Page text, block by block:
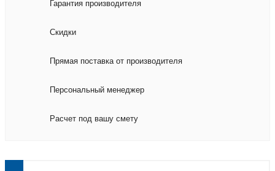
Гарантия производителя
Скидки
Прямая поставка от производителя
Персональный менеджер
Расчет под вашу смету